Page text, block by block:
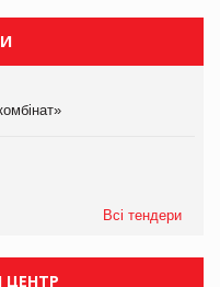
Всі тендери
ЦЕНТР